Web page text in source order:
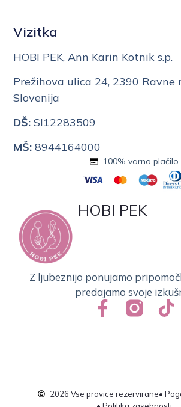
Vizitka
HOBI PEK, Ann Karin Kotnik s.p.
Prežihova ulica 24, 2390 Ravne
Slovenija
DŠ: SI12283509
MŠ: 8944164000
HOBI PEK
Z ljubeznijo ponujamo
predajamo svoje
100% varno plačilo
2026 Vse pravice rezervirane•